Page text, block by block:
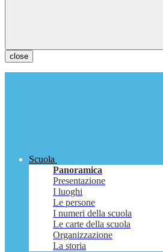
close
Scuola
Panoramica
Presentazione
I luoghi
Le persone
I numeri della scuola
Le carte della scuola
Organizzazione
La storia